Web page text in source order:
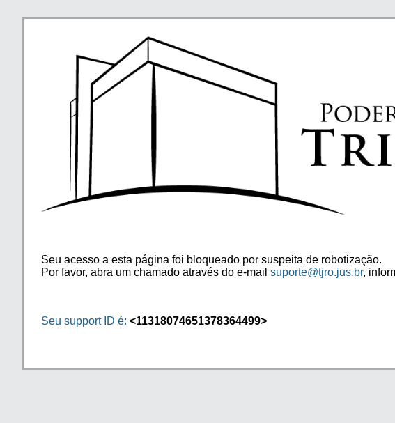
Seu acesso a esta página foi bloqueado por suspeita de robotização.
Por favor, abra um chamado através do e-mail suporte@tjro.jus.br,
Seu support ID é: <11318074651378364499>